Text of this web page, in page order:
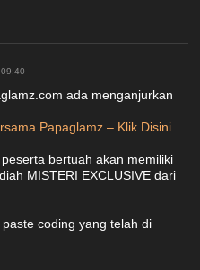
ada menganjurkan
Papaglamz – Klik Disini
bertuah akan memiliki
MISTERI EXCLUSIVE dari
coding yang telah di